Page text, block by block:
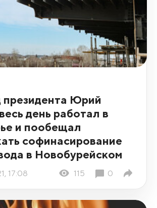
Юрий
день работал в
и пообещал
софинасирование
в Новобурейском
17:08 115 0